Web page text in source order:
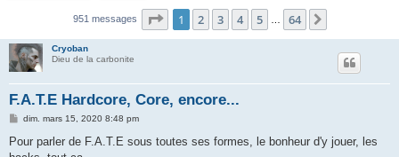
951 messages Page 1sur64
1 2 3 4 5 64
Cryoban
Dieu de la carbonite
F.A.T.E Hardcore, Core, encore...
M
s
dim. mars 15, 2020 8:48 pm
Pour parler de F.A.T.E sous toutes ses formes, le bonheur d'y jouer, les